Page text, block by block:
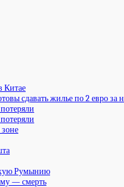
Китае
сдавать жилье по 2 евро за
Румынию
— смерть